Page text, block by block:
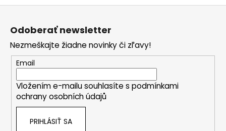
Odoberať newsletter
Nezmeškajte žiadne novinky či zľavy!
Email
Vložením e-mailu souhlasíte s podmínkami
ochrany osobních údajů
PRIHLÁSIŤ SA